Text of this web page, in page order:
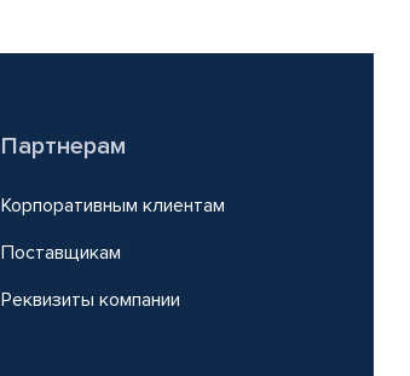
Партнерам
Корпоративным клиентам
Поставщикам
Реквизиты компании